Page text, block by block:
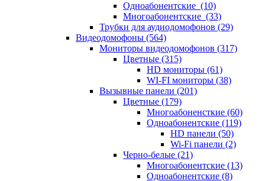
Одноабонентские (10)
Многоабонентские (33)
Трубки для аудиодомофонов (29)
Видеодомофоны (564)
Мониторы видеодомофонов (317)
Цветные (315)
HD мониторы (61)
WI-FI мониторы (38)
Вызывные панели (201)
Цветные (179)
Многоабоненсткие (60)
Одноабонентские (119)
HD панели (50)
Wi-Fi панели (2)
Черно-белые (21)
Многоабонентские (13)
Одноабонентские (8)